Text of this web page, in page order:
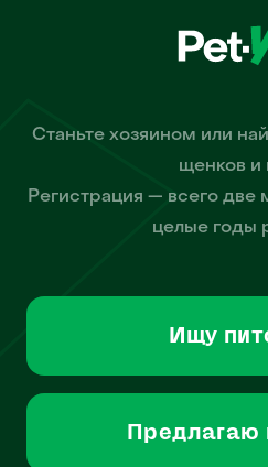
Станьте хозяином или
щенков и
Регистрация — всего две
целые годы
Ищу
Предлагаю